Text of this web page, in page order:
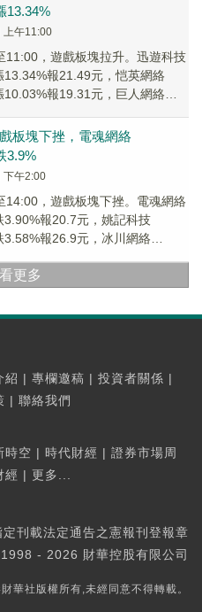
13.34%
上午11:00
11:00，遊戲板塊拉升。迅遊科技
13.34%報21.49元，恺英網絡
10.03%報19.31元，巨人網絡
板塊下挫，電魂網絡
3.9%
下午2:00
14:00，遊戲板塊下挫。電魂網絡
3.90%報20.7元，姚記科技
3.58%報26.9元，冰川網絡
更多
紹 | 專欄邀稿 | 投資者關係 |
| 聯絡我們
時空 | 時代財經 | 證券市場周
經 | 更多...
刊載法定通告之憲報刊登報章
- 2026 財華控股有限公司
華社版權所有,未經同意不得轉載。